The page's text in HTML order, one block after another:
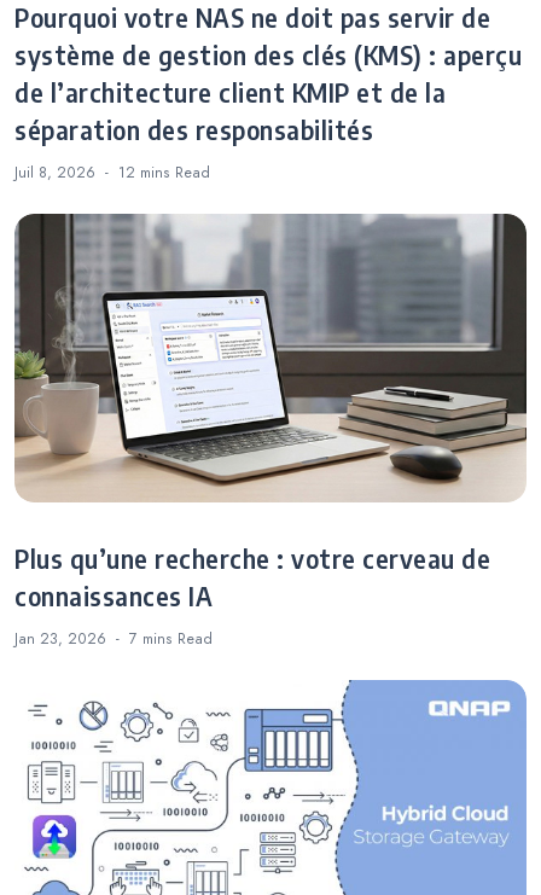
Pourquoi votre NAS ne doit pas servir de
système de gestion des clés (KMS) : aperçu
de l’architecture client KMIP et de la
séparation des responsabilités
Juil 8, 2026 12 mins Read
Plus qu’une recherche : votre cerveau de
connaissances IA
Jan 23, 2026 7 mins Read